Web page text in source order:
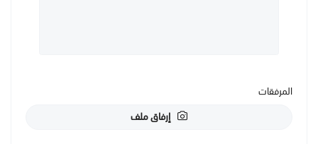
المرفقات
إرفاق ملف